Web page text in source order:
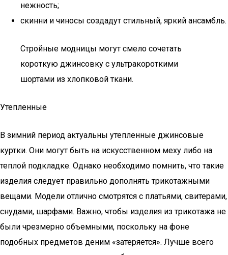
нежность;
скинни и чиносы создадут стильный, яркий ансамбль.
Стройные модницы могут смело сочетать
короткую джинсовку с ультракороткими
шортами из хлопковой ткани.
Утепленные
В зимний период актуальны утепленные джинсовые
куртки. Они могут быть на искусственном меху либо на
теплой подкладке. Однако необходимо помнить, что такие
изделия следует правильно дополнять трикотажными
вещами. Модели отлично смотрятся с платьями, свитерами,
снудами, шарфами. Важно, чтобы изделия из трикотажа не
были чрезмерно объемными, поскольку на фоне
подобных предметов деним «затеряется». Лучше всего